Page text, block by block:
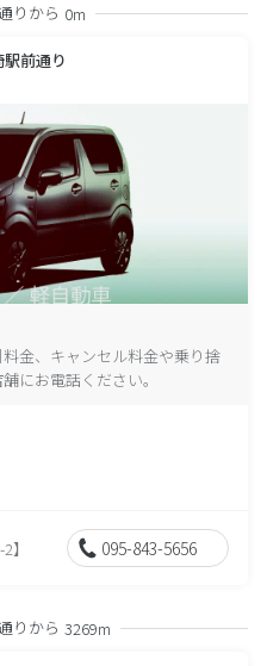
りから 0m
前通り
金、キャンセル料金や乗り捨
にお電話ください。
095-843-5656
りから 3269m